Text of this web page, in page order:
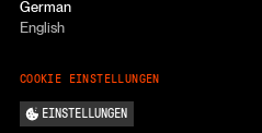
German
English
COOKIE EINSTELLUNGEN
EINSTELLUNGEN